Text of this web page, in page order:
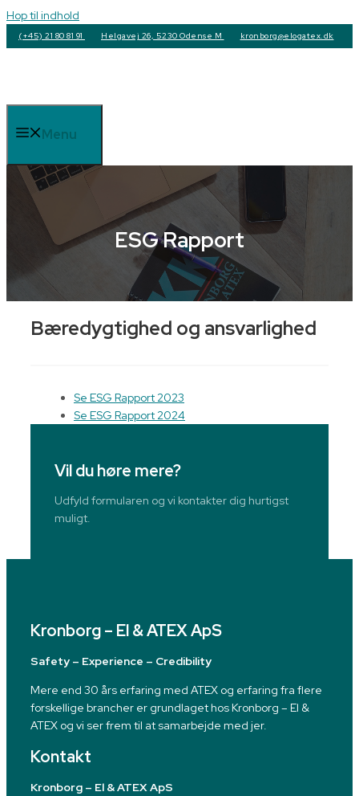
Hop til indhold
(+45) 21 80 81 91 Helgavej 26, 5230 Odense M kronborg@elogatex.dk
Menu
ESG Rapport
Bæredygtighed og ansvarlighed
Se ESG Rapport 2023
Se ESG Rapport 2024
Vil du høre mere?
Udfyld formularen og vi kontakter dig hurtigst
muligt.
Kronborg – El & ATEX ApS
Safety – Experience – Credibility
Mere end 30 års erfaring med ATEX og erfaring fra flere
forskellige brancher er grundlaget hos Kronborg – El &
ATEX og vi ser frem til at samarbejde med jer.
Kontakt
Kronborg – El & ATEX ApS